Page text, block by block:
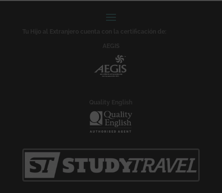
Tu Hijo al Extranjero cuenta con la certificación de:
AEGIS
Quality English